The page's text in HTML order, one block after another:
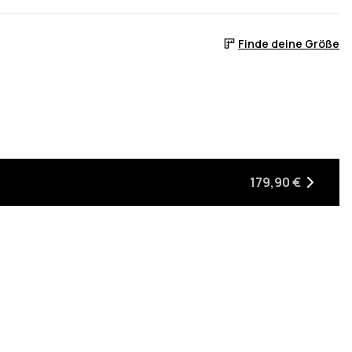
Finde deine Größe
ist
auf Lager ist
179,90 €